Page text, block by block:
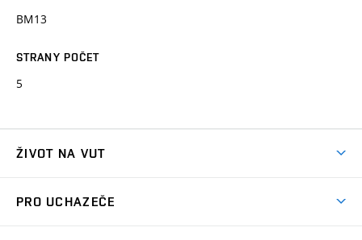
BM13
STRANY POČET
5
ŽIVOT NA VUT
PRO UCHAZEČE